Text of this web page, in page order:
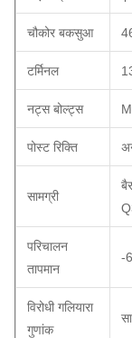
चौकोर बकसुआ
टर्मिनल
नट्स बोल्ट्स
पोस्ट रिक्ति
सामग्री
परिचालन
तापमान
-
विरोधी गलियारा
गुणांक